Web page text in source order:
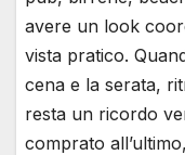
avere un look
vista pratico.
cena e la serata,
resta un ricordo
comprato